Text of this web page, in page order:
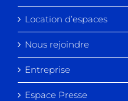
Location d’espaces
Nous rejoindre
Entreprise
Espace Presse